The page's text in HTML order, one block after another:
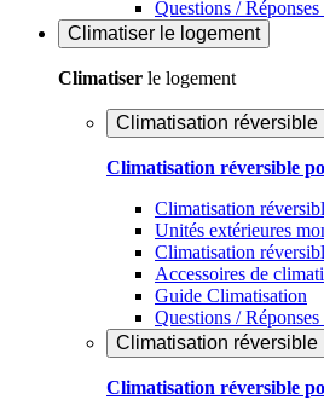
Questions /
Climatiser le logement
Climatiser le logement
Climatisation
Climatisation réversible
Climatisation
Unités extérieures
Climatisation
Accessoires de
Guide Climatisation
Questions /
Climatisation
Climatisation réversible